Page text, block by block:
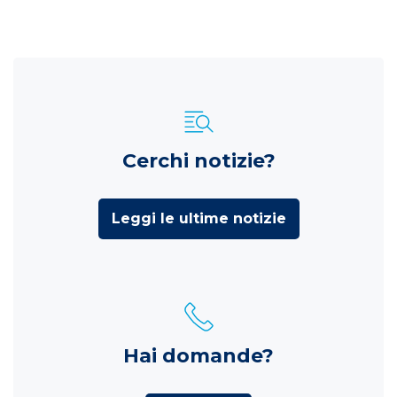
Cerchi notizie?
Leggi le ultime notizie
Hai domande?